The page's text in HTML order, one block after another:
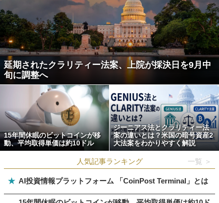
延期されたクラリティー法案、上院が採決日を9月中
旬に調整へ
15年間休眠のビットコインが移
動、平均取得単価は約10ドル
ジーニアス法とクラリティー法
案の違いとは？米国の暗号資産2
大法案をわかりやすく解説
人気記事ランキング 一覧 ＞
★ AI投資情報プラットフォーム 「CoinPost Terminal」とは